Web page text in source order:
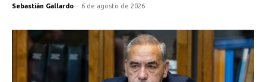
Sebastián Gallardo - 6 de agosto de 2026